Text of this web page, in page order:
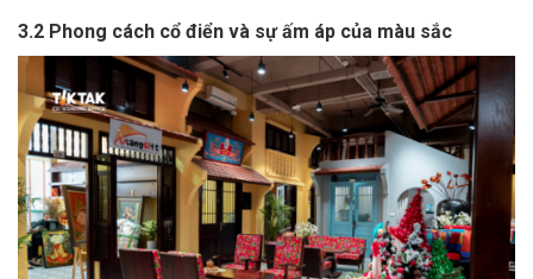
3.2 Phong cách cổ điển và sự ấm áp của màu sắc